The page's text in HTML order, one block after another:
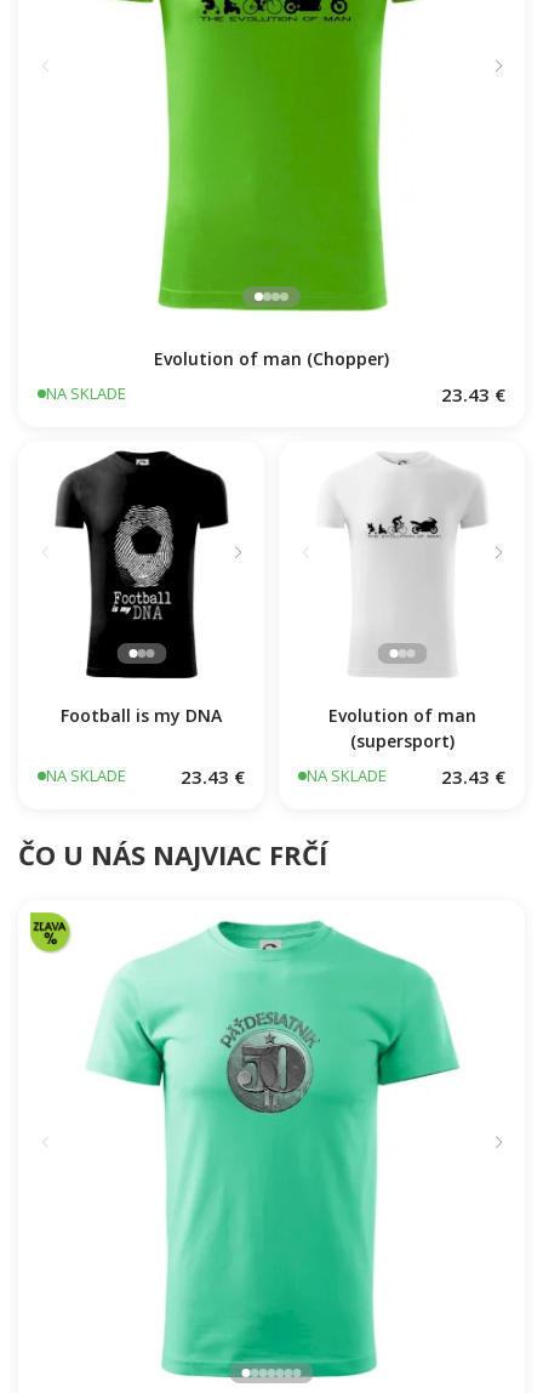
Evolution of man (Chopper)
NA SKLADE 23.43 €
Football is my DNA
NA SKLADE 23.43 €
Evolution of man
(supersport)
NA SKLADE 23.43 €
ČO U NÁS NAJVIAC FRČÍ